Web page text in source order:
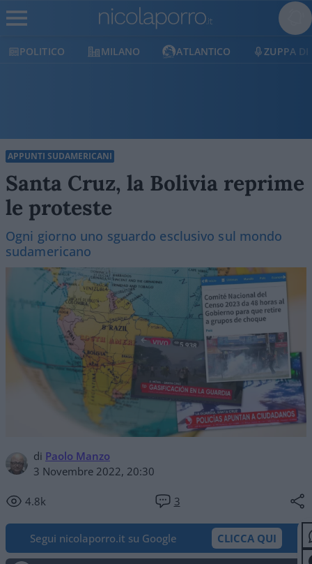
MILANO ATLANTICO ZUPPA DI PORRO
APPUNTI SUDAMERICANI
Santa Cruz, la Bolivia reprime
le proteste
Ogni giorno uno sguardo esclusivo sul mondo
sudamericano
di Paolo Manzo
3 Novembre 2022, 20:30
4.8k 3
Segui nicolaporro.it su Google CLICCA QUI